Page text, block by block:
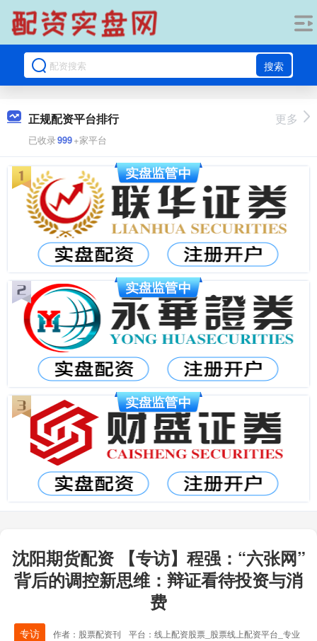
搜索
正规配资平台排行
已收录999+家平台
更多
沈阳期货配资 【专访】程强：“六张网”
背后的调控新思维：辩证看待投资与消
费
专访 作者：股票配资刊
平台：线上配资股票_股票线上配资平台_专业